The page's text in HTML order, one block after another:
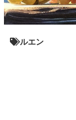
ルエン